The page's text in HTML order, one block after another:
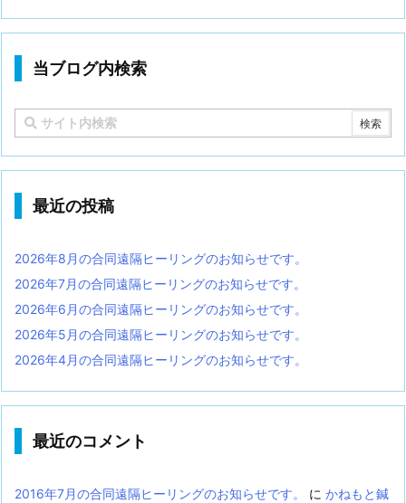
当ブログ内検索
最近の投稿
2026年8月の合同遠隔ヒーリングのお知らせです。
2026年7月の合同遠隔ヒーリングのお知らせです。
2026年6月の合同遠隔ヒーリングのお知らせです。
2026年5月の合同遠隔ヒーリングのお知らせです。
2026年4月の合同遠隔ヒーリングのお知らせです。
最近のコメント
2016年7月の合同遠隔ヒーリングのお知らせです。 に かねもと鍼